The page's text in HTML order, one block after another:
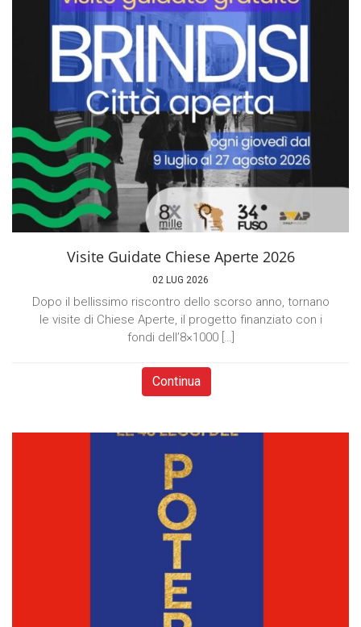
Visite Guidate Chiese Aperte 2026
02 LUG 2026
Dopo il bellissimo riscontro dello scorso anno, tornano
le visite di Chiese Aperte, il progetto finanziato con i
fondi dell’8×1000 […]
Continua